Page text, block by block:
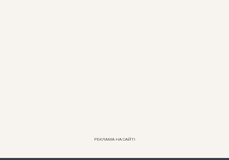
РЕКЛАМА НА САЙТІ